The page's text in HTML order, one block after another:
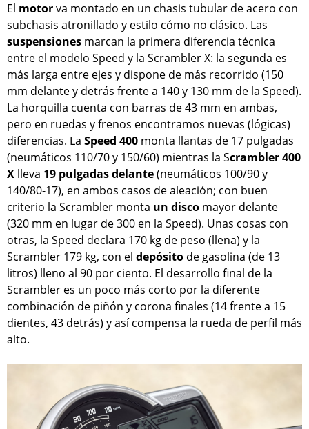
El motorva montado en un chasis tubular de acero con
subchasis atronillado y estilo cómo no clásico. Las
suspensiones marcan la primera diferencia técnica
entre el modelo Speed y la Scrambler X: la segunda es
más larga entre ejes y dispone de más recorrido (150
mm delante y detrás frente a 140 y 130 mm de la Speed).
La horquilla cuenta con barras de 43 mm en ambas,
pero en ruedas y frenos encontramos nuevas (lógicas)
diferencias. La Speed 400 monta llantas de 17 pulgadas
(neumáticos 110/70 y 150/60) mientras la Scrambler 400
X lleva 19 pulgadas delante(neumáticos 100/90 y
140/80-17), en ambos casos de aleación; con buen
criterio la Scrambler monta un disco mayor delante
(320 mm en lugar de 300 en la Speed). Unas cosas con
otras, la Speed declara 170 kg de peso (llena) y la
Scrambler 179 kg, con el depósito de gasolina (de 13
litros) lleno al 90 por ciento. El desarrollo final de la
Scrambler es un poco más corto por la diferente
combinación de piñón y corona finales (14 frente a 15
dientes, 43 detrás) y así compensa la rueda de perfil más
alto.